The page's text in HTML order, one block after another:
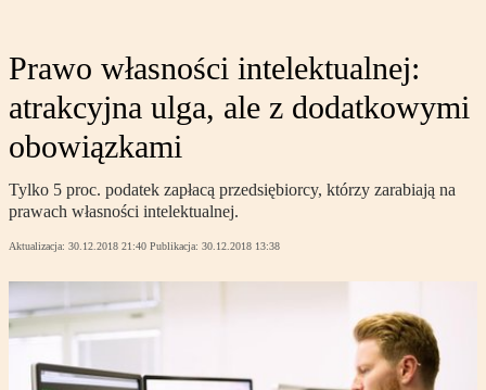
Prawo własności intelektualnej:
atrakcyjna ulga, ale z dodatkowymi
obowiązkami
Tylko 5 proc. podatek zapłacą przedsiębiorcy, którzy zarabiają na
prawach własności intelektualnej.
Aktualizacja: 30.12.2018 21:40 Publikacja: 30.12.2018 13:38